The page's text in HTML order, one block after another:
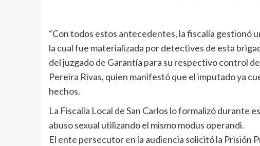
“Con todos estos antecedentes, la fiscalía gestionó
la cual fue materializada por detectives de esta
del juzgado de Garantía para su respectivo control
Pereira Rivas, quien manifestó que el imputado ya
hechos.
La Fiscalía Local de San Carlos lo formalizó durante
abuso sexual utilizando el mismo modus operandi.
El ente persecutor en la audiencia solicitó la Prisión